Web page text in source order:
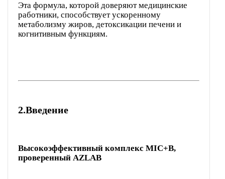
Эта формула, которой доверяют медицинские
работники, способствует ускоренному
метаболизму жиров, детоксикации печени и
когнитивным функциям.
2.Введение
Высокоэффективный комплекс MIC+B,
проверенный AZLAB